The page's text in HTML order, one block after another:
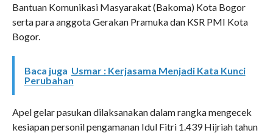
Bantuan Komunikasi Masyarakat (Bakoma) Kota Bogor
serta para anggota Gerakan Pramuka dan KSR PMI Kota
Bogor.
Baca juga Usmar : Kerjasama Menjadi Kata Kunci
Perubahan
Apel gelar pasukan dilaksanakan dalam rangka mengecek
kesiapan personil pengamanan Idul Fitri 1.439 Hijriah tahun